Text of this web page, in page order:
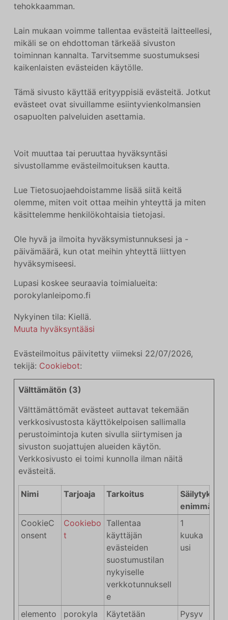
tehokkaamman.
Lain mukaan voimme tallentaa evästeitä laitteellesi,
mikäli se on ehdottoman tärkeää sivuston
toiminnan kannalta. Tarvitsemme suostumuksesi
kaikenlaisten evästeiden käytölle.
Tämä sivusto käyttää erityyppisiä evästeitä. Jotkut
evästeet ovat sivuillamme esiintyvienkolmansien
osapuolten palveluiden asettamia.
Voit muuttaa tai peruuttaa hyväksyntäsi
sivustollamme evästeilmoituksen kautta.
Lue Tietosuojaehdoistamme lisää siitä keitä
olemme, miten voit ottaa meihin yhteyttä ja miten
käsittelemme henkilökohtaisia tietojasi.
Ole hyvä ja ilmoita hyväksymistunnuksesi ja -
päivämäärä, kun otat meihin yhteyttä liittyen
hyväksymiseesi.
Lupasi koskee seuraavia toimialueita:
porokylanleipomo.fi
Nykyinen tila: Kiellä.
Muuta hyväksyntääsi
Evästeilmoitus päivitetty viimeksi 22/07/2026,
tekijä: Cookiebot:
Välttämätön (3)
Välttämättömät evästeet auttavat tekemään
verkkosivustosta käyttökelpoisen sallimalla
perustoimintoja kuten sivulla siirtymisen ja
sivuston suojattujen alueiden käytön.
Verkkosivusto ei toimi kunnolla ilman näitä
evästeitä.
Nimi Tarjoaja Tarkoitus
Säilytyksen
CookieC
onsent
Cookiebo
t
Tallentaa
käyttäjän
evästeiden
suostumustilan
nykyiselle
verkkotunnuksell
e
1
kuuka
usi
elemento
porokyla
Käytetään
Pysyv